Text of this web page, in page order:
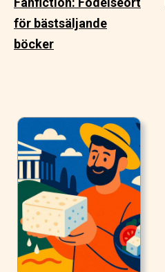
för bästsäljande
böcker